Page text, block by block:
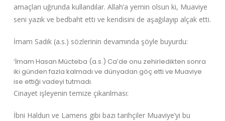
amaçları uğrunda kullandılar. Allah’a yemin olsun ki, Muaviye
seni yazık ve bedbaht etti ve kendisini de aşağılayıp alçak etti.
İmam Sadık (a.s.) sözlerinin devamında şöyle buyurdu:
‘İmam Hasan Mücteba (a.s.) Ca’de onu zehirledikten sonra
iki günden fazla kalmadı ve dünyadan göç etti ve Muaviye
ise ettiği vadeyi tutmadı.
Cinayet işleyenin temize çıkarılması:
İbni Haldun ve Lamens gibi bazı tarihçiler Muaviye’yi bu